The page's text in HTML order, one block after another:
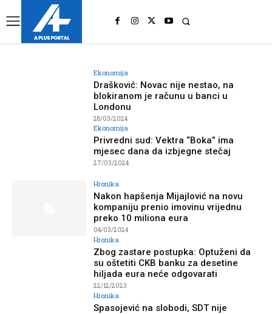
Ekonomija
Drašković: Novac nije nestao, na
blokiranom je računu u banci u
Londonu
28/03/2024
Ekonomija
Privredni sud: Vektra “Boka” ima
mjesec dana da izbjegne stečaj
27/03/2024
Hronika
Nakon hapšenja Mijajlović na novu
kompaniju prenio imovinu vrijednu
preko 10 miliona eura
04/03/2024
Hronika
Zbog zastare postupka: Optuženi da
su oštetiti CKB banku za desetine
hiljada eura neće odgovarati
22/12/2023
Hronika
Spasojević na slobodi, SDT nije